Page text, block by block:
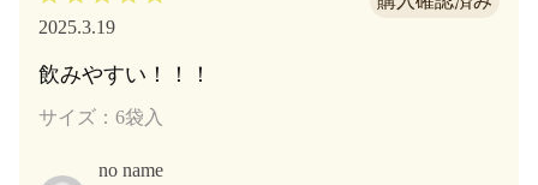
2025.3.19
飲みやすい！！！
サイズ：6袋入
no name